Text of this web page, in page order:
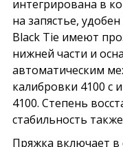
интегрирована в
на запястье,
Black Tie имеют
нижней части и
автоматическим
калибровки 4100 с
4100. Степень
стабильность
Пряжка включает в